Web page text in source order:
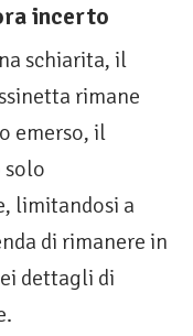
incerto
schiarita, il
rimane
emerso, il
solo
limitandosi a
di rimanere in
dettagli di